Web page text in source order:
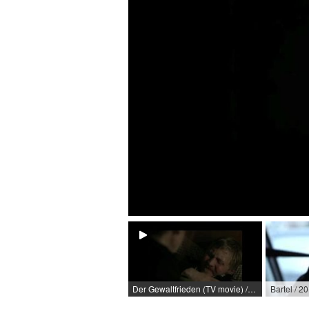
Der Gewaltfrieden (TV movie) / 2009 / Role: Benno Wöllke / R: Bernd Fischerauer / ARD